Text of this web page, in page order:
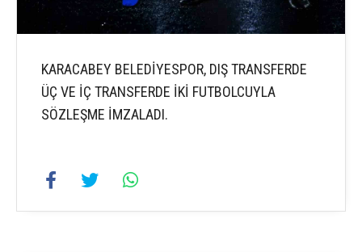
KARACABEY BELEDİYESPOR, DIŞ TRANSFERDE
ÜÇ VE İÇ TRANSFERDE İKİ FUTBOLCUYLA
SÖZLEŞME İMZALADI.